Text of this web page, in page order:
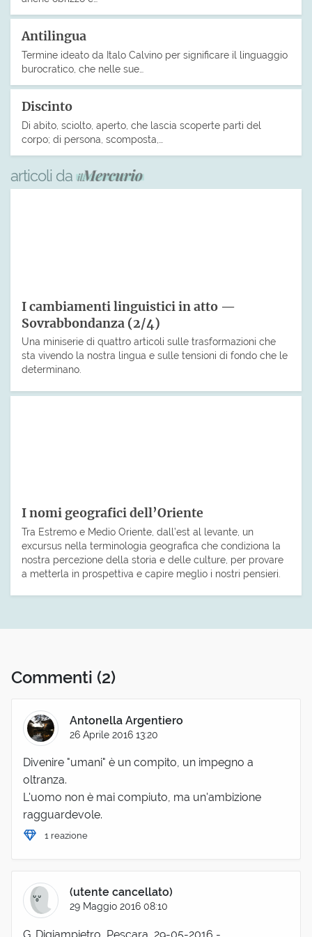
Antilingua
Termine ideato da Italo Calvino per significare il linguaggio
burocratico, che nelle sue…
Discinto
Di abito, sciolto, aperto, che lascia scoperte parti del
corpo; di persona, scomposta,…
articoli da
I cambiamenti linguistici in atto —
Sovrabbondanza (2/4)
Una miniserie di quattro articoli sulle trasformazioni che
sta vivendo la nostra lingua e sulle tensioni di fondo che le
determinano.
I nomi geografici dell’Oriente
Tra Estremo e Medio Oriente, dall’est al levante, un
excursus nella terminologia geografica che condiziona la
nostra percezione della storia e delle culture, per provare
a metterla in prospettiva e capire meglio i nostri pensieri.
Commenti (2)
Antonella Argentiero
26 Aprile 2016 13:20
Divenire "umani" è un compito, un impegno a
oltranza.
L'uomo non è mai compiuto, ma un'ambizione
ragguardevole.
1 reazione
(utente cancellato)
29 Maggio 2016 08:10